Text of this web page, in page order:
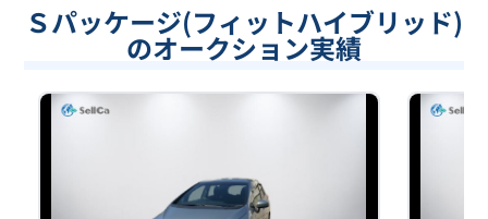
Ｓパッケージ(フィットハイブリッド)
のオークション実績